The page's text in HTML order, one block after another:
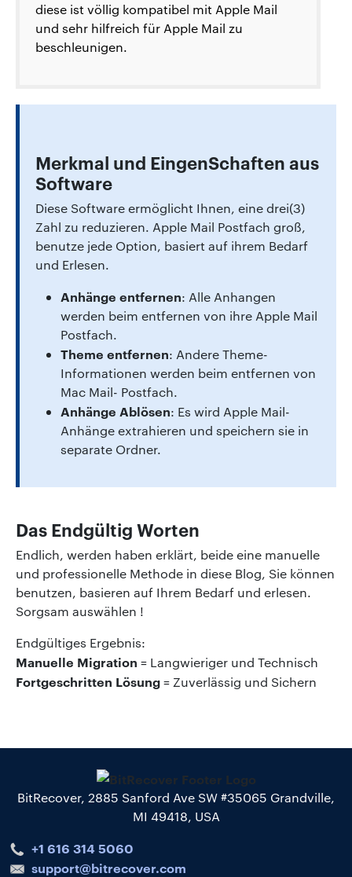
diese ist völlig kompatibel mit Apple Mail
und sehr hilfreich für Apple Mail zu
beschleunigen.
Merkmal und EingenSchaften aus
Software
Diese Software ermöglicht Ihnen, eine drei(3)
Zahl zu reduzieren. Apple Mail Postfach groß,
benutze jede Option, basiert auf ihrem Bedarf
und Erlesen.
Anhänge entfernen: Alle Anhangen
werden beim entfernen von ihre Apple Mail
Postfach.
Theme entfernen: Andere Theme-
Informationen werden beim entfernen von
Mac Mail- Postfach.
Anhänge Ablösen: Es wird Apple Mail-
Anhänge extrahieren und speichern sie in
separate Ordner.
Das Endgültig Worten
Endlich, werden haben erklärt, beide eine manuelle
und professionelle Methode in diese Blog, Sie können
benutzen, basieren auf Ihrem Bedarf und erlesen.
Sorgsam auswählen !
Endgültiges Ergebnis:
Manuelle Migration = Langwieriger und Technisch
Fortgeschritten Lösung= Zuverlässig und Sichern
BitRecover, 2885 Sanford Ave SW #35065 Grandville,
MI 49418, USA
+1 616 314 5060
support@bitrecover.com